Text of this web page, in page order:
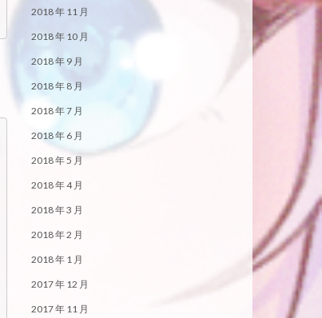
2018 年 11 月
2018 年 10 月
2018 年 9 月
2018 年 8 月
2018 年 7 月
2018 年 6 月
2018 年 5 月
2018 年 4 月
2018 年 3 月
2018 年 2 月
2018 年 1 月
2017 年 12 月
2017 年 11 月